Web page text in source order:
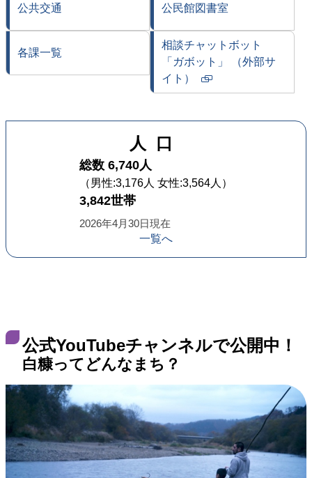
ペ
ー
ジ
ま
公共交通 公民館図書室
各課一覧
相談チャットボット
「ガボット」
（外部サ
イト）
新
ペ
開
人口
総数 6,740人
（男性:3,176人 女性:3,564人）
3,842世帯
2026年4月30日現在
一覧へ
公式YouTubeチャンネルで公開中！
白糠ってどんなまち？